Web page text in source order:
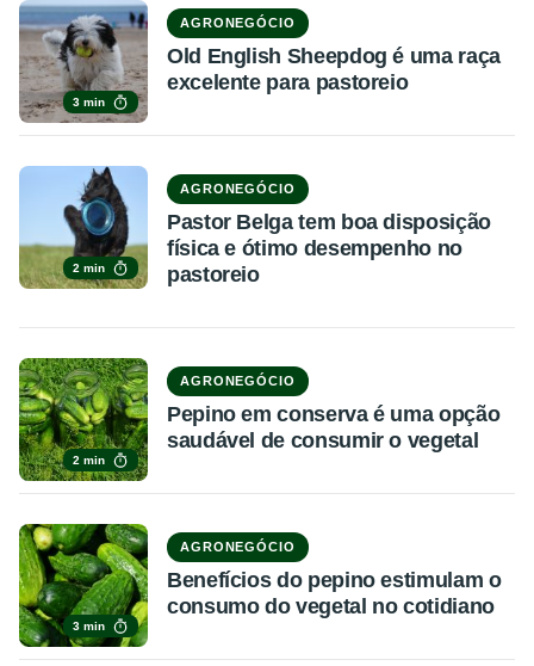
3 min
AGRONEGÓCIO
Old English Sheepdog é uma raça
excelente para pastoreio
2 min
AGRONEGÓCIO
Pastor Belga tem boa disposição
física e ótimo desempenho no
pastoreio
2 min
AGRONEGÓCIO
Pepino em conserva é uma opção
saudável de consumir o vegetal
3 min
AGRONEGÓCIO
Benefícios do pepino estimulam o
consumo do vegetal no cotidiano